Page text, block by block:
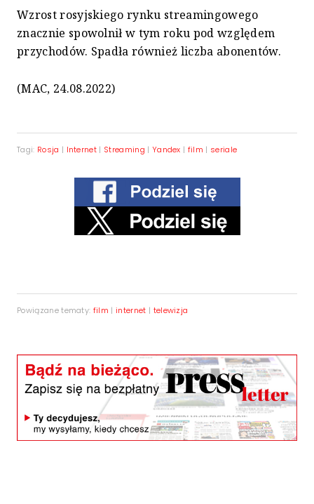
Wzrost rosyjskiego rynku streamingowego
znacznie spowolnił w tym roku pod względem
przychodów. Spadła również liczba abonentów.
(MAC, 24.08.2022)
Tagi: Rosja | Internet | Streaming | Yandex | film | seriale
Powiązane tematy: film |internet | telewizja